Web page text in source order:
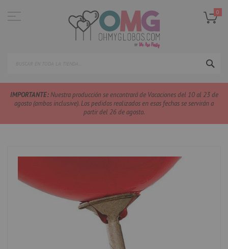
al
contenido
0
IMPORTANTE:Nuestra producción se encontrará de Vacaciones del 10 al 23 de
agosto (ambos inclusive). Los pedidos realizados en esas fechas se servirán a
partir del 26 de agosto.
final